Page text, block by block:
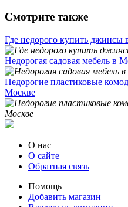
Смотрите также
Где недорого купить джинсы
Недорогая садовая мебель в
Недорогие пластиковые
Москве
О нас
О сайте
Обратная связь
Помощь
Добавить магазин